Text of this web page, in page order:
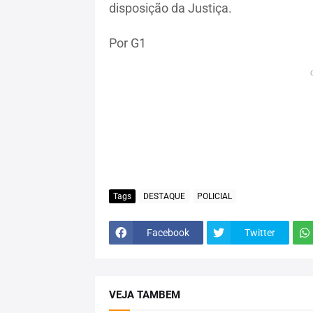
disposição da Justiça.
Por G1
Tags DESTAQUE POLICIAL
Facebook Twitter
VEJA TAMBEM